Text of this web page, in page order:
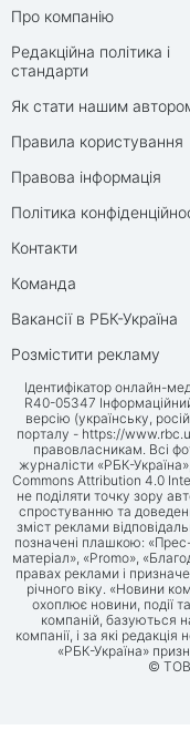
Про компанію
Редакційна політика і
стандарти
Як стати нашим
Правила користування
Правова інформація
Політика
Контакти
Команда
Вакансії в РБК-Україна
Розмістити рекламу
Ідентифікатор онлайн-
R40-05347
версію (українську,
порталу - https://
правовласникам. Всі
журналісти «РБК-
Commons Attribution 4.0
не поділяти точку зору
спростуванню та
зміст реклами
позначені плашкою:
матеріал», «Promo»,
правах реклами і
річного віку. «Новини
охоплює новини, події
компаній, базуються
компанії, і за які
«РБК-Україна»
© ТОВ